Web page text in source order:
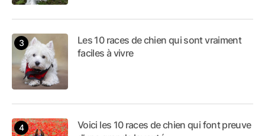
Les 10 races de chien qui sont vraiment
faciles à vivre
Voici les 10 races de chien qui font preuve